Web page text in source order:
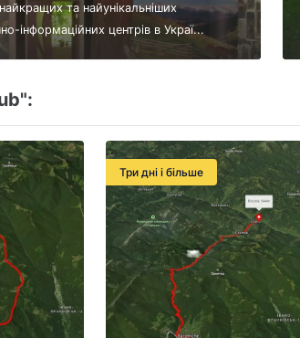
та найунікальніших
інформаційних центрів в Украї...
Три дні і більше